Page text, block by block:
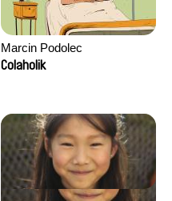
Marcin Podolec
Colaholik